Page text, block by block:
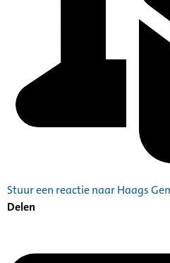
Stuur een reactie naar Haags
Delen